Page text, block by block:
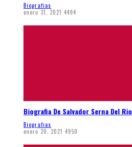
Biografias
enero 31, 2021 4494
Biografia De Salvador Serna Del Rio
Biografias
enero 20, 2021 4950